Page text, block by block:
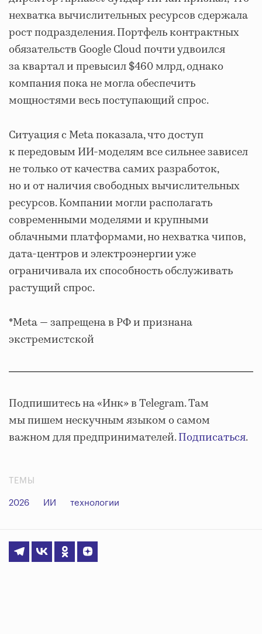
нехватка вычислительных ресурсов сдержала
рост подразделения. Портфель контрактных
обязательств Google Cloud почти удвоился
за квартал и превысил $460 млрд, однако
компания пока не могла обеспечить
мощностями весь поступающий спрос.
Ситуация с Meta показала, что доступ
к передовым ИИ-моделям все сильнее зависел
не только от качества самих разработок,
но и от наличия свободных вычислительных
ресурсов. Компании могли располагать
современными моделями и крупными
облачными платформами, но нехватка чипов,
дата-центров и электроэнергии уже
ограничивала их способность обслуживать
растущий спрос.
*Meta — запрещена в РФ и признана
экстремистской
Подпишитесь на «Инк» в Telegram. Там
мы пишем нескучным языком о самом
важном для предпринимателей.Подписаться.
ТЕМЫ
2026 ИИ технологии